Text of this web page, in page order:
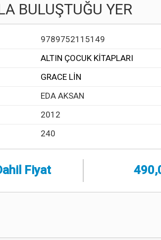
BULUŞTUĞU YER
9789752115149
ALTIN ÇOCUK KİTAPLARI
GRACE LİN
EDA AKSAN
2012
240
Fiyat